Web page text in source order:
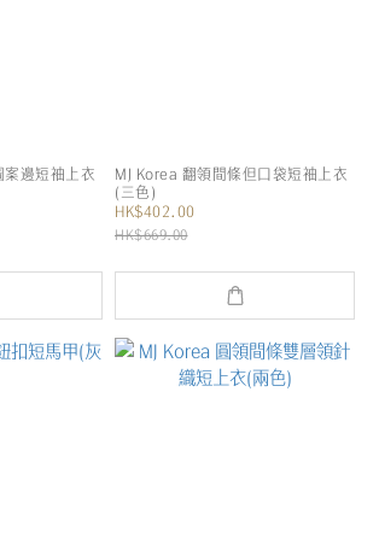
案邊短袖上衣
MJ Korea 翻領間條但口袋短袖上衣
(三色)
HK$402.00
HK$669.00